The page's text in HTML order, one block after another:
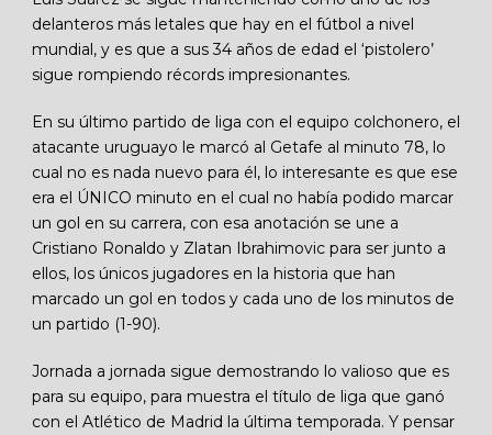
delanteros más letales que hay en el fútbol a nivel
mundial, y es que a sus 34 años de edad el ‘pistolero’
sigue rompiendo récords impresionantes.
En su último partido de liga con el equipo colchonero, el
atacante uruguayo le marcó al Getafe al minuto 78, lo
cual no es nada nuevo para él, lo interesante es que ese
era el ÚNICO minuto en el cual no había podido marcar
un gol en su carrera, con esa anotación se une a
Cristiano Ronaldo y Zlatan Ibrahimovic para ser junto a
ellos, los únicos jugadores en la historia que han
marcado un gol en todos y cada uno de los minutos de
un partido (1-90).
Jornada a jornada sigue demostrando lo valioso que es
para su equipo, para muestra el título de liga que ganó
con el Atlético de Madrid la última temporada. Y pensar